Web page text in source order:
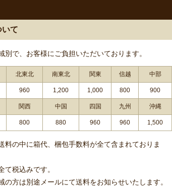
いて
別で、お客様にご負担いただいております。
北東北 南東北 関東 信越 中部
960 1,200 1,000 800 900
関西 中国 四国 九州 沖縄
800 880 960 960 1,500
料の中に箱代、梱包手数料が全て含まれておりま
て税込みです。
の方は別途メールにて送料をお知らせいたします。